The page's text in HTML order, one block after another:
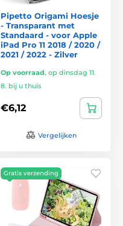
Pipetto Origami Hoesje
- Transparant met
Standaard - voor Apple
iPad Pro 11 2018 / 2020 /
2021 / 2022 - Zilver
Op voorraad, op dinsdag 11.
8. bij u thuis
€6,12
Vergelijken
Gratis verzending